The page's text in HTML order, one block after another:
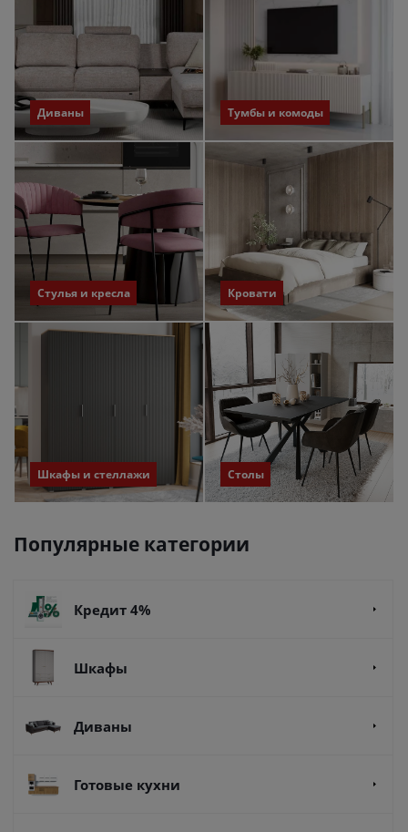
Диваны Тумбы и комоды
Стулья и кресла Кровати
Шкафы и стеллажи Столы
Популярные категории
Кредит 4%
Шкафы
Диваны
Готовые кухни